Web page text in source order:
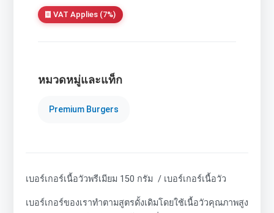
VAT Applies (7%)
หมวดหมู่และแท็ก
Premium Burgers
เบอร์เกอร์เนื้อวัวพรีเมียม 150 กรัม / เบอร์เกอร์เนื้อวัว
เบอร์เกอร์ของเราทำตามสูตรดั้งเดิมโดยใช้เนื้อวัวคุณภาพสูง